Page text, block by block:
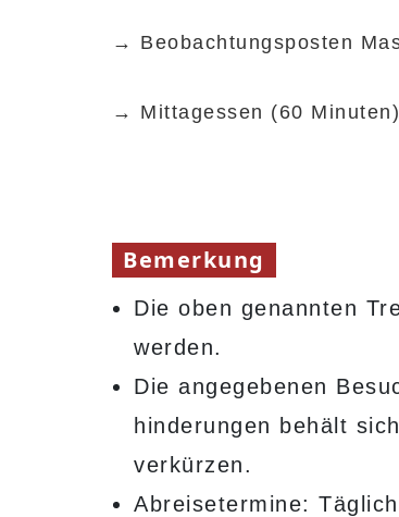
→ Beobachtungsposten
→ Mittagessen (60 Minuten)
Bemerkung
Die oben genannten
werden.
Die angegebenen
hinderungen behält
verkürzen.
Abreisetermine: Täglich